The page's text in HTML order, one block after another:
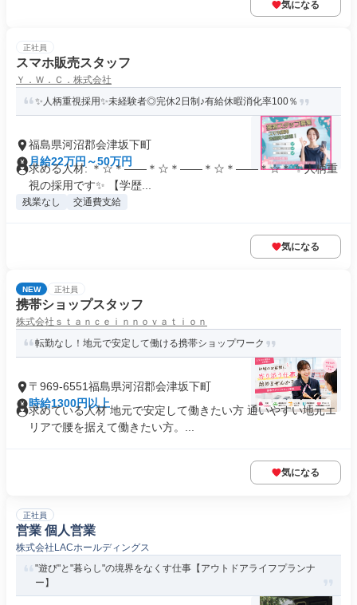
気になる
正社員
スマホ販売スタッフ
Ｙ．Ｗ．Ｃ．株式会社
✨人柄重視採用✨未経験者◎完休2日制♪有給休暇消化率100％
福島県河沼郡会津坂下町
月給22万円～50万円
求める人材: ＊☆＊――＊☆＊――＊☆＊――＊☆＊ ✨人柄重
視の採用です✨ 【学歴...
残業なし 交通費支給
気になる
NEW 正社員
携帯ショップスタッフ
株式会社ｓｔａｎｃｅｉｎｎｏｖａｔｉｏｎ
転勤なし！地元で安定して働ける携帯ショップワーク
〒969-6551福島県河沼郡会津坂下町
時給1300円以上
求めている人材 地元で安定して働きたい方 通いやすい地元エ
リアで腰を据えて働きたい方。...
気になる
正社員
営業 個人営業
株式会社LACホールディングス
"遊び"と"暮らし"の境界をなくす仕事【アウトドアライフプランナ
ー】